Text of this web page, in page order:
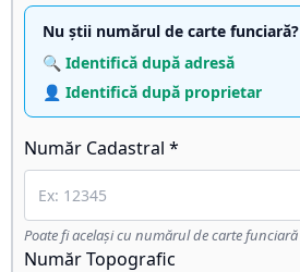
Nu știi numărul de carte funciară?
🔍 Identifică după adresă
👤 Identifică după proprietar
Număr Cadastral *
Poate fi același cu numărul de carte funciară
Număr Topografic